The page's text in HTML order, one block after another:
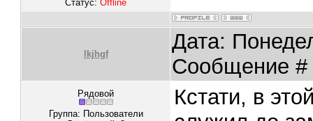
Статус:Offline
lkjhgf
Дата:
Сообщение
Рядовой
Группа: Пользователи
Кстати, в